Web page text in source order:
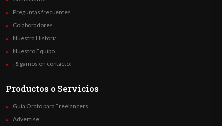
Preguntas frecuentes
Colaboradores
Nuestra Historia
Nuestro Equipo
¡Sigamos en contacto!
Productos o Servicios
Guía Orato para Freelancers
Advertise